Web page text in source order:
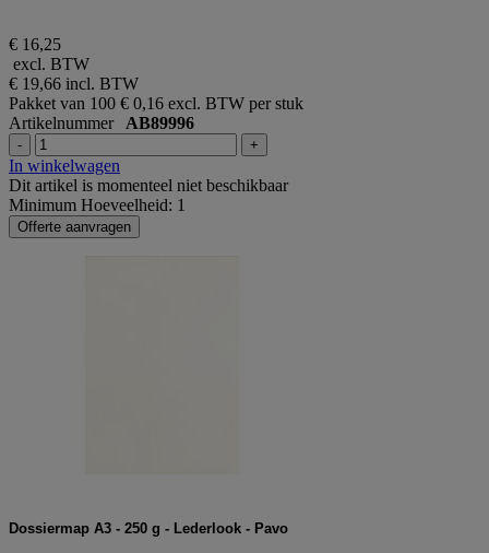
€ 16,25
excl. BTW
€ 19,66 incl. BTW
Pakket van 100 € 0,16 excl. BTW per stuk
Artikelnummer AB89996
- +
In winkelwagen
Dit artikel is momenteel niet beschikbaar
Minimum Hoeveelheid: 1
Offerte aanvragen
Dossiermap A3 - 250 g - Lederlook - Pavo